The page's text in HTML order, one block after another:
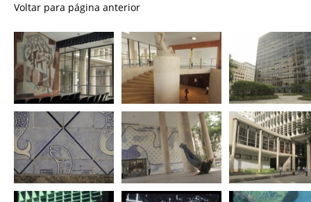
Voltar para página anterior